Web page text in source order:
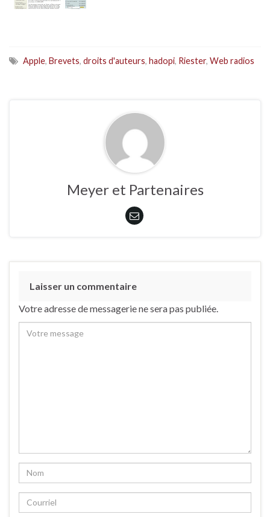
Apple, Brevets, droits d'auteurs, hadopi, Riester, Web radios
Meyer et Partenaires
Laisser un commentaire
Votre adresse de messagerie ne sera pas publiée.